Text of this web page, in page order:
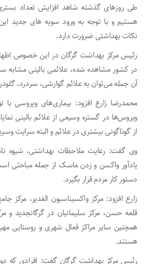
طی روزهای گذشته شاهد افزایش تعداد
هستیم و با توجه به ورود سویه های جدید
نکات بهداشتی ضرورت دارد.
رئیس مرکز بهداشت گرگان در این خصوص
در کشور مشاهده شده، علائمی بالینی مشابه
آن جمله می‌توان به علائم گوارشی، سردرد،
محمدرضا زارع افزود: بیماری‌های ویروسی
ویروس‌ها در گستره وسیعی از علائم بالینی
از گوناگونی بیشتری در علائم و البته سرایت
وی گفت: رعایت ملاحظات بهداشتی، شیوه
یادآور واکسن و زدن ماسک از جمله مباحثی
دستور کار مردم قرار بگیرد.
زارع افزود: مرکز واکسیناسیون الغدیر، مرکز
قلعه حسن، مرکز سلیمانیان در گرگانجدید
همچنین سایر مراکز فعال شهری و روستایی
هستند.
رئیس مرکز بهداشت گرگان گفت: افرادی که